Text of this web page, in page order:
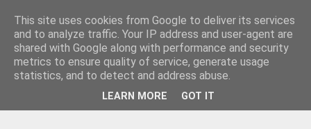
This site uses cookies from Google to deliver its services
and to analyze traffic. Your IP address and user-agent are
shared with Google along with performance and security
metrics to ensure quality of service, generate usage
statistics, and to detect and address abuse.
LEARN MORE GOT IT